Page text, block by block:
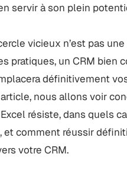
servir à son plein
vicieux n’est pas
pratiques, un CRM bien
définitivement
nous allons voir
résiste, dans quels
et comment réussir
votre CRM.